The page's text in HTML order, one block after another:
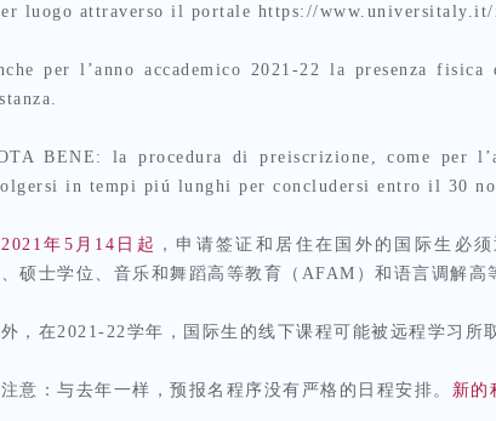
luogo attraverso il portale https://
per l’anno accademico 2021-22 la presenza
BENE: la procedura di preiscrizione, come per
in tempi piú lunghi per concludersi entro il 30
2021年5月14日起
，申请签证和居住在国外的国际生必
硕士学位、音乐和舞蹈高等教育（AFAM）和语言调解高
，在2021-22学年，国际生的线下课程可能被远程学习所
意：与去年一样，预报名程序没有严格的日程安排。 新的